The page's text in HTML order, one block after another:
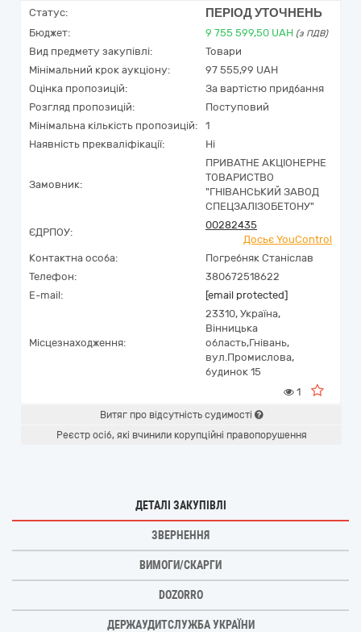
Статус: ПЕРІОД УТОЧНЕНЬ
Бюджет: 9 755 599,50 UAH (з ПДВ)
Вид предмету закупівлі:
Товари
Мінімальний крок аукціону:
97 555,99 UAH
Оцінка пропозицій:
За вартістю придбання
Розгляд пропозицій:
Поступовий
Мінімальна кількість пропозицій:
1
Наявність прекваліфікації:
Ні
Замовник:
ПРИВАТНЕ АКЦІОНЕРНЕ
ТОВАРИСТВО
"ГНІВАНСЬКИЙ ЗАВОД
СПЕЦЗАЛІЗОБЕТОНУ"
ЄДРПОУ:
00282435
Досьє YouControl
Контактна особа:
Погребняк Станіслав
Телефон:
380672518622
E-mail:
[email protected]
Місцезнаходження:
23310, Україна,
Вінницька
область,Гнівань,
вул.Промислова,
будинок 15
1
Витяг про відсутність судимості
Реєстр осіб, які вчинили корупційні правопорушення
ДЕТАЛІ ЗАКУПІВЛІ
ЗВЕРНЕННЯ
ВИМОГИ/СКАРГИ
DOZORRO
ДЕРЖАУДИТСЛУЖБА УКРАЇНИ